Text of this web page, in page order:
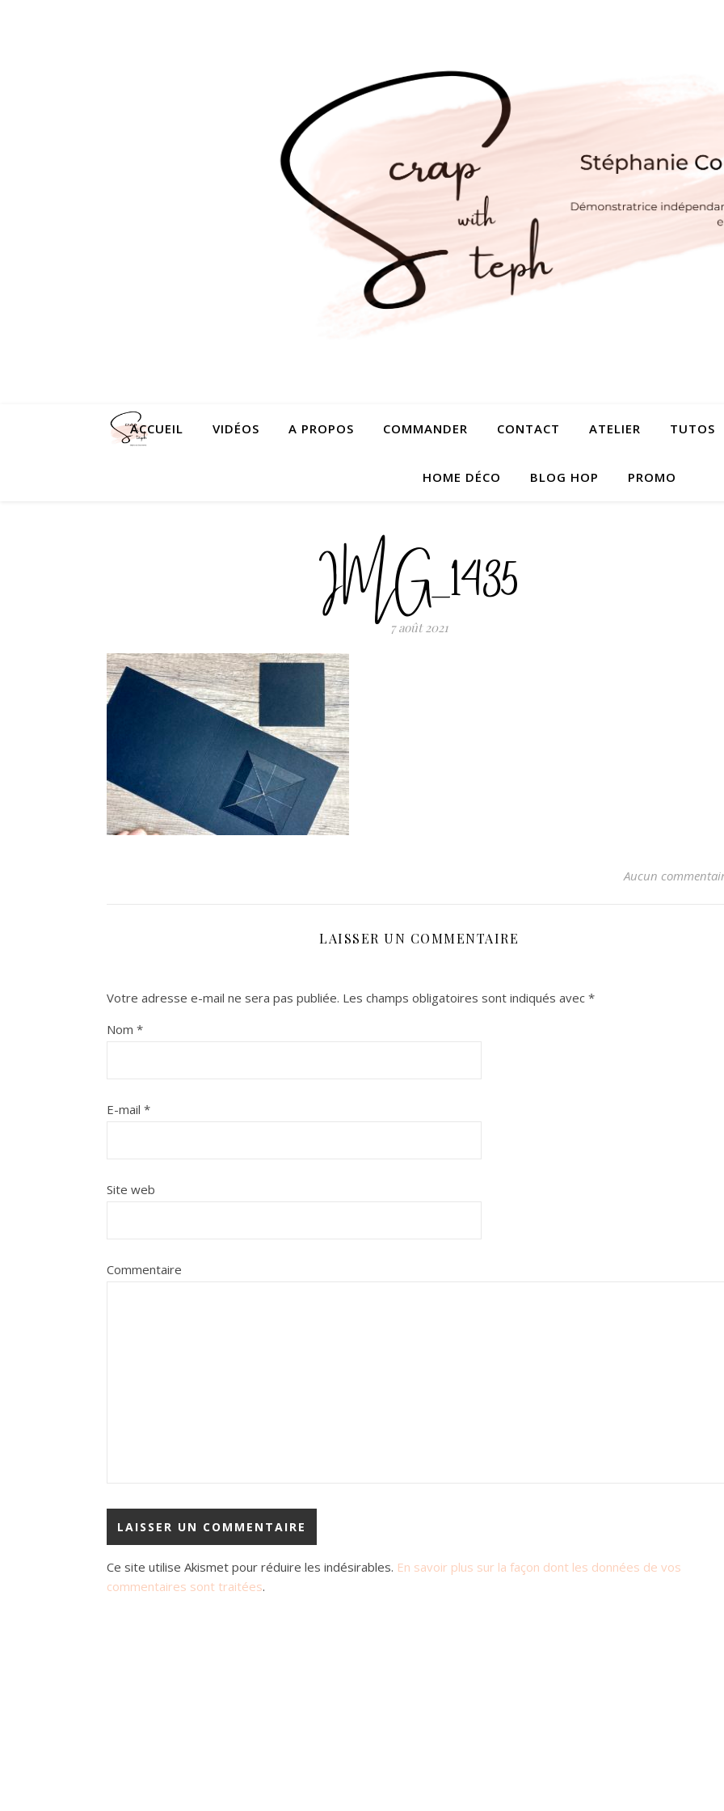
ACCUEIL VIDÉOS A PROPOS COMMANDER CONTACT ATELIER TUTOS
HOME DÉCO BLOG HOP PROMO
IMG_1435
7 août 2021
Aucun
LAISSER UN COMMENTAIRE
Votre adresse e-mail ne sera pas publiée. Les champs obligatoires sont indiqués avec *
Nom *
E-mail *
Site web
Commentaire
Ce site utilise Akismet pour réduire les indésirables. En savoir plus sur la façon dont les données de vos
commentaires sont traitées.